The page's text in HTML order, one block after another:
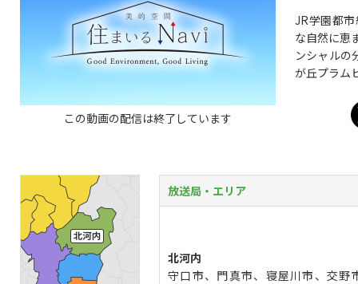
この動画の配信は終了しています
JR学園都
な自然に恵
ンシャルの
が丘プラム
放送局・エリア
北河内
守口市、門真市、寝屋川市、交野